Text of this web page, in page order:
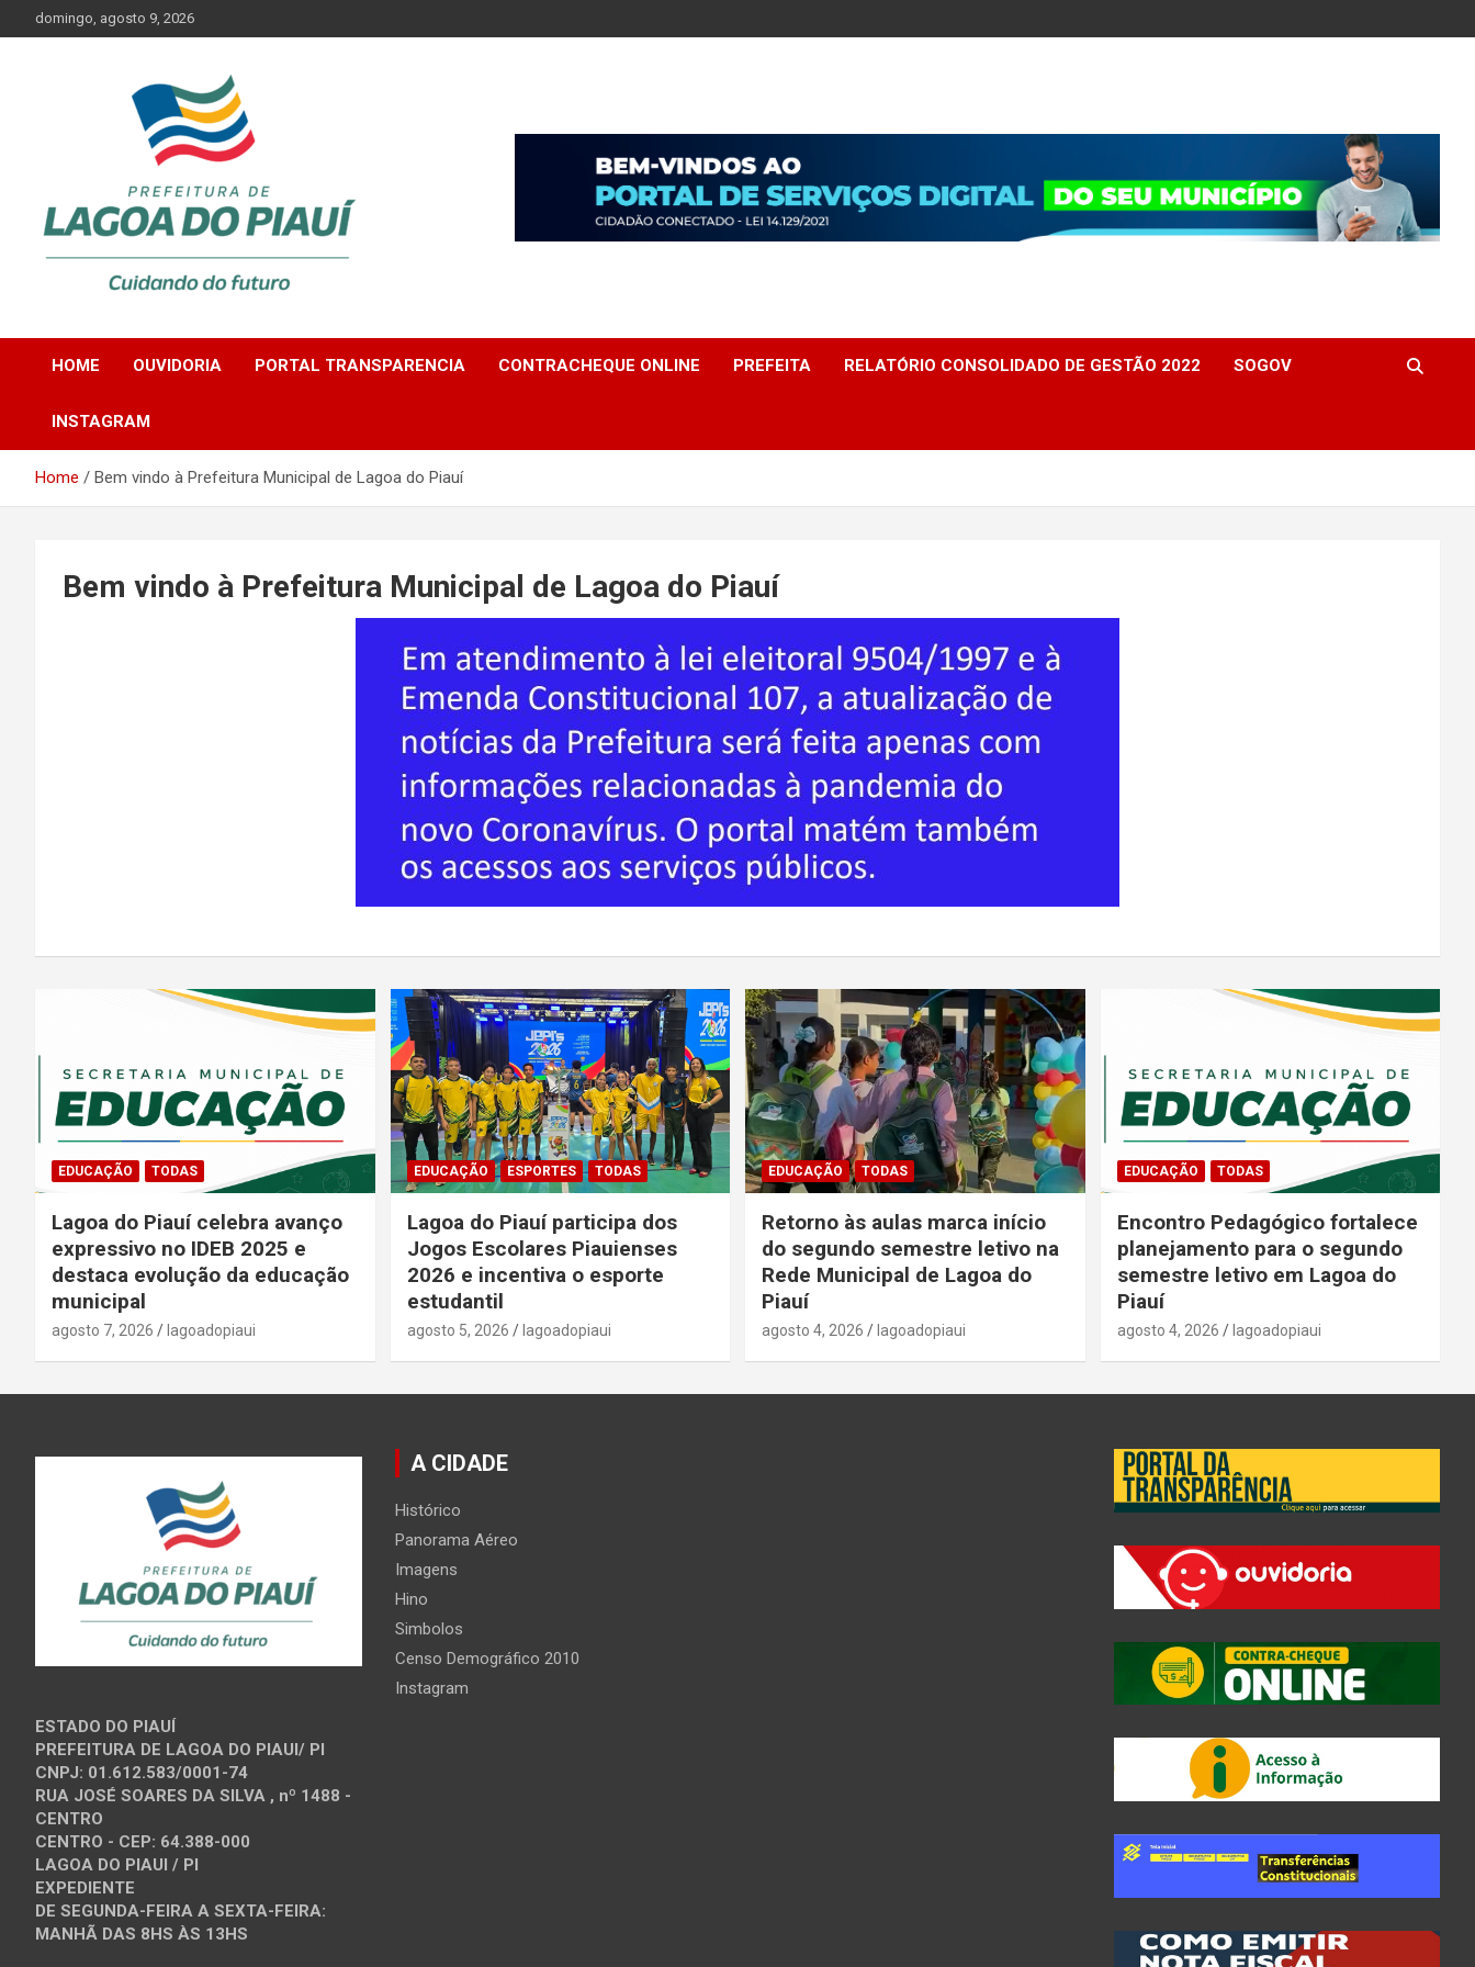
to
domingo, agosto 9, 2026
PREFEITURA DE
HOME OUVIDORIA PORTAL TRANSPARENCIA CONTRACHEQUE ONLINE PREFEITA RELATÓRIO CONSOLIDADO DE GESTÃO 2022 SOGOV
INSTAGRAM
Home Bem vindo à Prefeitura Municipal de Lagoa do Piauí
Bem vindo à Prefeitura Municipal de Lagoa do Piauí
EDUCAÇÃO TODAS
Lagoa do Piauí celebra avanço
expressivo no IDEB 2025 e
destaca evolução da educação
municipal
agosto 7, 2026 lagoadopiaui
EDUCAÇÃO ESPORTES TODAS
Lagoa do Piauí participa dos
Jogos Escolares Piauienses
2026 e incentiva o esporte
estudantil
agosto 5, 2026 lagoadopiaui
EDUCAÇÃO TODAS
Retorno às aulas marca início
do segundo semestre letivo na
Rede Municipal de Lagoa do
Piauí
agosto 4, 2026 lagoadopiaui
EDUCAÇÃO TODAS
Encontro Pedagógico fortalece
planejamento para o segundo
semestre letivo em Lagoa do
Piauí
agosto 4, 2026 lagoadopiaui
ESTADO DO PIAUÍ
PREFEITURA DE LAGOA DO PIAUI/ PI
CNPJ: 01.612.583/0001-74
RUA JOSÉ SOARES DA SILVA , nº 1488 -
CENTRO
CENTRO - CEP: 64.388-000
LAGOA DO PIAUI / PI
EXPEDIENTE
DE SEGUNDA-FEIRA A SEXTA-FEIRA:
MANHÃ DAS 8HS ÀS 13HS
A CIDADE
Histórico
Panorama Aéreo
Imagens
Hino
Simbolos
Censo Demográfico 2010
Instagram